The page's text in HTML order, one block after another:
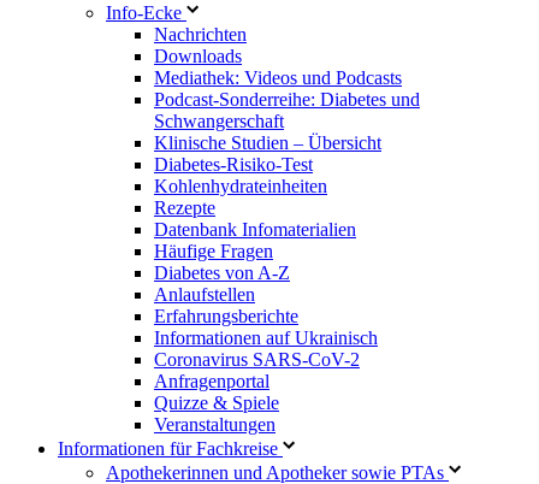
Info-Ecke
Nachrichten
Downloads
Mediathek: Videos und Podcasts
Podcast-Sonderreihe: Diabetes und
Schwangerschaft
Klinische Studien – Übersicht
Diabetes-Risiko-Test
Kohlenhydrateinheiten
Rezepte
Datenbank Infomaterialien
Häufige Fragen
Diabetes von A-Z
Anlaufstellen
Erfahrungsberichte
Informationen auf Ukrainisch
Coronavirus SARS-CoV-2
Anfragenportal
Quizze & Spiele
Veranstaltungen
Informationen für Fachkreise
Apothekerinnen und Apotheker sowie PTAs